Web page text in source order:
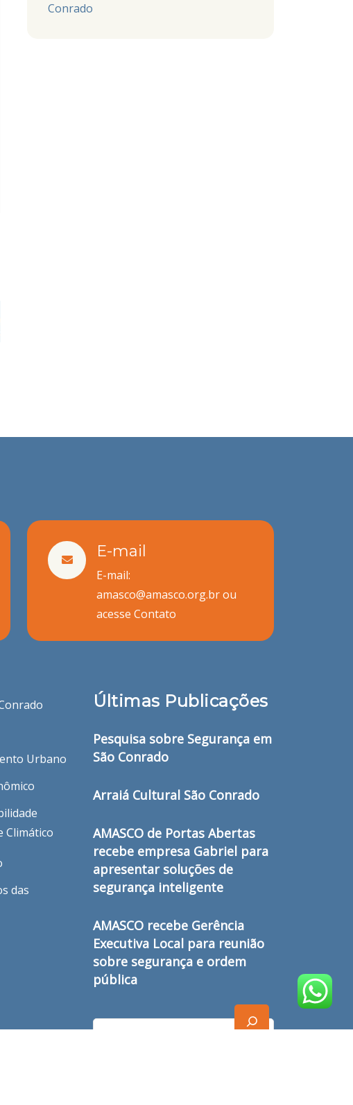
Conrado
E-mail
E-mail:
amasco@amasco.org.br ou
acesse Contato
Urbano
Climático
das
Últimas Publicações
Pesquisa sobre Segurança em
São Conrado
Arraiá Cultural São Conrado
AMASCO de Portas Abertas
recebe empresa Gabriel para
apresentar soluções de
segurança inteligente
AMASCO recebe Gerência
Executiva Local para reunião
sobre segurança e ordem
pública